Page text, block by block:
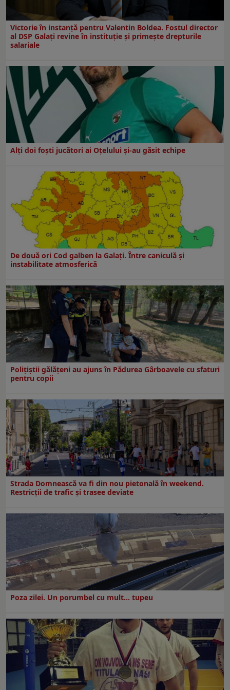
Victorie în instanță pentru Valentin Boldea. Fostul director
al DSP Galați revine în instituție și primește drepturile
salariale
Alți doi foști jucători ai Oțelului și-au găsit echipe
De două ori Cod galben la Galaţi. Între caniculă şi
instabilitate atmosferică
Polițiștii gălățeni au ajuns în Pădurea Gârboavele cu sfaturi
pentru copii
Strada Domnească va fi din nou pietonală în weekend.
Restricţii de trafic şi trasee deviate
Poza zilei. Un porumbel cu mult… tupeu